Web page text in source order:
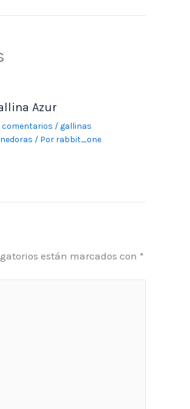
Azur
comentarios / gallinas
/ Por rabbit_one
están marcados con *